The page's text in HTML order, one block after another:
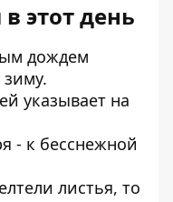
этот день
дождем
указывает на
- к бесснежной
листья, то